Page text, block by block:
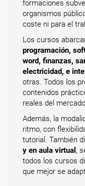
formaciones
organismos
coste ni para el
Los cursos
programación,
word, finanzas,
electricidad, e
otras. Todos los
contenidos
reales del
Además, la
ritmo, con
tutorial. También
y en aula virtual ,
todos los cursos
que mejor se